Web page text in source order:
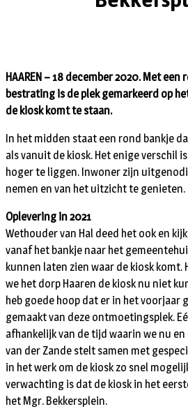
HAAREN – 18 december 2020. Met
bestrating is de plek gemarkeerd op
de kiosk komt te staan.
In het midden staat een rond bankje
als vanuit de kiosk. Het enige verschil
hoger te liggen. Inwoner zijn
nemen en van het uitzicht te genieten.
Oplevering in 2021
Wethouder van Hal deed het ook en
vanaf het bankje naar het
kunnen laten zien waar de kiosk
we het dorp Haaren de kiosk nu niet
heb goede hoop dat er in het voorjaar
gemaakt van deze ontmoetingsplek.
afhankelijk van de tijd waarin we nu en
van der Zande stelt samen met
in het werk om de kiosk zo snel
verwachting is dat de kiosk in het
het Mgr. Bekkersplein.